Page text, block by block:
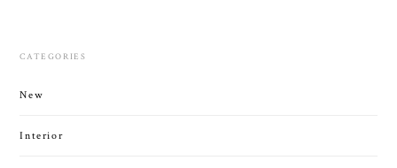
CATEGORIES
New
Interior